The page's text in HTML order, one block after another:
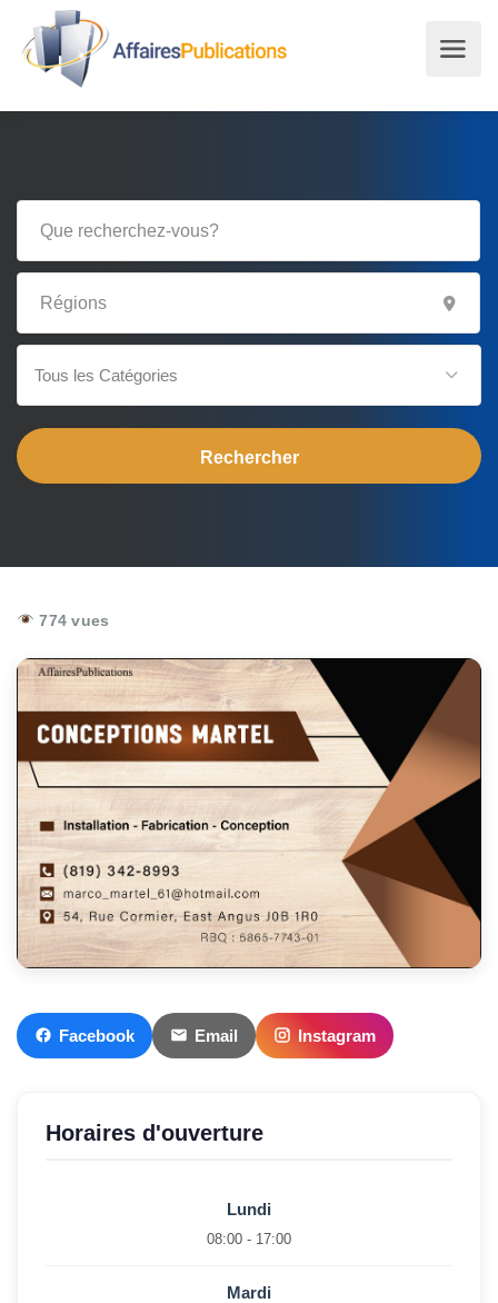
Tous les Catégories
774 vues
Facebook Email Instagram
Horaires d'ouverture
Lundi
08:00 - 17:00
Mardi